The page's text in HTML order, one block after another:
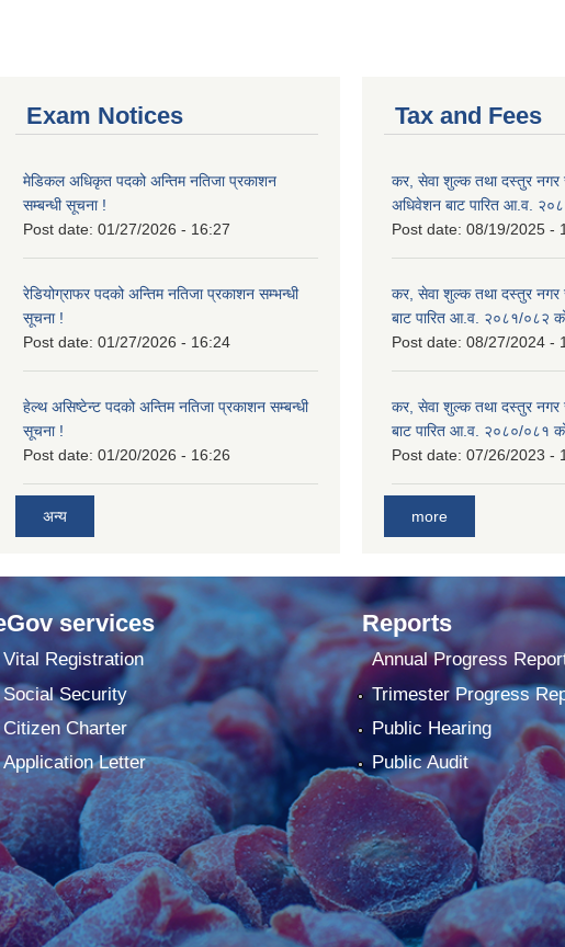
Exam Notices
मेडिकल अधिकृत पदको अन्तिम नतिजा प्रकाशन
सम्बन्धी सूचना !
Post date: 01/27/2026 - 16:27
रेडियोग्राफर पदको अन्तिम नतिजा प्रकाशन सम्भन्धी
सूचना !
Post date: 01/27/2026 - 16:24
हेल्थ असिष्टेन्ट पदको अन्तिम नतिजा प्रकाशन सम्बन्धी
सूचना !
Post date: 01/20/2026 - 16:26
अन्य
Tax and Fees
कर, सेवा शुल्क तथा दस्तुर नगर
अधिवेशन बाट पारित आ.व.
Post date: 08/19/2025 -
कर, सेवा शुल्क तथा दस्तुर नगर
बाट पारित आ.व. २०८१/०८२
Post date: 08/27/2024 -
कर, सेवा शुल्क तथा दस्तुर नगर
बाट पारित आ.व. २०८०/०८१
Post date: 07/26/2023 -
more
services
Vital Registration
Social Security
Citizen Charter
Application Letter
Reports
Annual Progress
Trimester Progress
Public Hearing
Public Audit